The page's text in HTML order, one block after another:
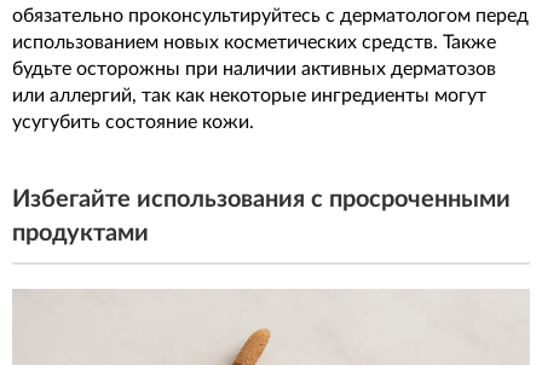
обязательно проконсультируйтесь с дерматологом перед
использованием новых косметических средств. Также
будьте осторожны при наличии активных дерматозов
или аллергий, так как некоторые ингредиенты могут
усугубить состояние кожи.
Избегайте использования с просроченными
продуктами